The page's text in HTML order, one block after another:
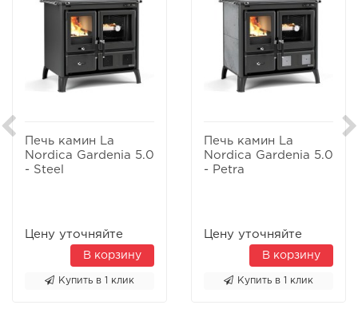
Печь камин La
Nordica Gardenia 5.0
- Steel
Цену уточняйте
В корзину
Купить в 1 клик
Печь камин La
Nordica Gardenia 5.0
- Petra
Цену уточняйте
В корзину
Купить в 1 клик